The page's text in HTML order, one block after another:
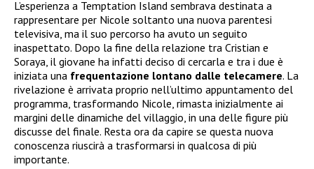
L’esperienza a Temptation Island sembrava destinata a
rappresentare per Nicole soltanto una nuova parentesi
televisiva, ma il suo percorso ha avuto un seguito
inaspettato. Dopo la fine della relazione tra Cristian e
Soraya, il giovane ha infatti deciso di cercarla e tra i due è
iniziata una frequentazione lontano dalle telecamere. La
rivelazione è arrivata proprio nell’ultimo appuntamento del
programma, trasformando Nicole, rimasta inizialmente ai
margini delle dinamiche del villaggio, in una delle figure più
discusse del finale. Resta ora da capire se questa nuova
conoscenza riuscirà a trasformarsi in qualcosa di più
importante.